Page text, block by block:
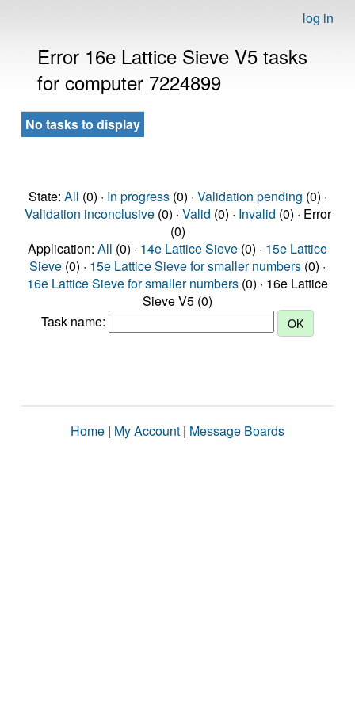
log in
Error 16e Lattice Sieve V5 tasks
for computer 7224899
No tasks to display
State: All (0) · In progress(0) · Validation pending (0) ·
Validation inconclusive(0) · Valid (0) · Invalid (0) · Error
(0)
Application: All (0) · 14e Lattice Sieve (0) · 15e Lattice
Sieve (0) · 15e Lattice Sieve for smaller numbers (0) ·
16e Lattice Sieve for smaller numbers (0) · 16e Lattice
Sieve V5 (0)
Task name:
Home | My Account | Message Boards